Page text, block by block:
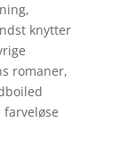
knytter
romaner,
farveløse